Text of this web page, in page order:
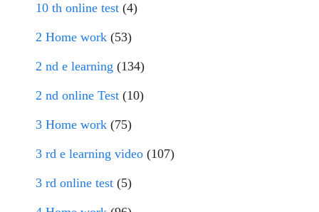
10 th online test (4)
2 Home work (53)
2 nd e learning (134)
2 nd online Test (10)
3 Home work (75)
3 rd e learning video (107)
3 rd online test (5)